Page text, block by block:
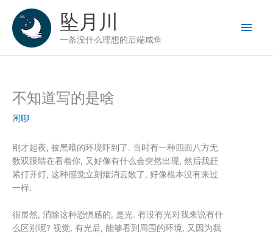
坠月川
一条没什么理想的后端咸鱼
主
菜
不知道写的是啥
闲聊
刚才起夜, 被黑暗的环境吓到了. 当时有一种四面八方无
数双眼睛在看着你, 又好像有什么会突然出现, 然后我赶
紧打开灯, 这种感觉立刻烟消云散了, 好像根本没有来过
一样.
很显然, 消除这种恐惧感的, 是光. 有没有光对我来说有什
么区别呢? 视觉, 有光后, 能够看到周围的环境, 又因为我